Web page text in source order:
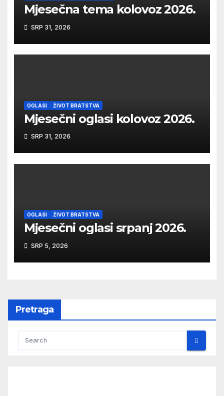
Mjesečna tema kolovoz 2026.
SRP 31, 2026
OGLASI ŽIVOT BRATSTVA
Mjesečni oglasi kolovoz 2026.
SRP 31, 2026
OGLASI ŽIVOT BRATSTVA
Mjesečni oglasi srpanj 2026.
SRP 5, 2026
Pretraga